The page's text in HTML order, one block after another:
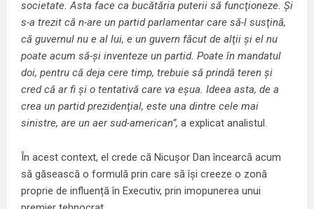
societate. Asta face ca bucătăria puterii să funcţioneze. Şi
s-a trezit că n-are un partid parlamentar care să-l susţină,
că guvernul nu e al lui, e un guvern făcut de alţii şi el nu
poate acum să-şi inventeze un partid. Poate în mandatul
doi, pentru că deja cere timp, trebuie să prindă teren şi
cred că ar fi şi o tentativă care va eşua. Ideea asta, de a
crea un partid prezidenţial, este una dintre cele mai
sinistre, are un aer sud-american”, a explicat analistul.
În acest context, el crede că Nicușor Dan încearcă acum
să găsească o formulă prin care să își creeze o zonă
proprie de influență în Executiv, prin imopunerea unui